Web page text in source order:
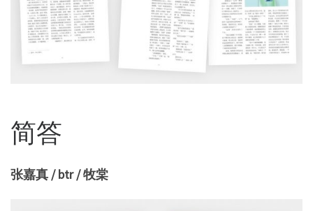
简答
张嘉真 / btr / 牧棠